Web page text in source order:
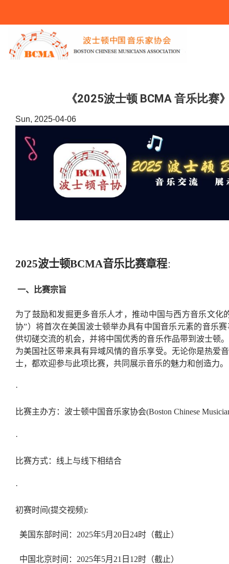
You Are Here《2025波士顿 BCMA 音乐比赛
Sun, 2025-04-06
2025波士顿BCMA音乐比赛章程：
一、比赛宗旨
为了鼓励和发掘更多音乐人才，推动中国与西方音乐文化
协”）将首次在美国波士顿举办具有中国音乐元素的音乐赛
供切磋交流的机会，并将中国优秀的音乐作品带到波士顿
为美国社区带来具有异域风情的音乐享受。 无论你是热爱
士，都欢迎参与此项比赛，共同展示音乐的魅力和创造力。
·
比赛主办方：波士顿中国音乐家协会(Boston Chinese
·
比赛方式：线上与线下相结合
·
初赛时间(提交视频):
美国东部时间： 2025年5月 20 日 24时（截止）
中国北京时间： 2025年5月 21 日 12时（截止）